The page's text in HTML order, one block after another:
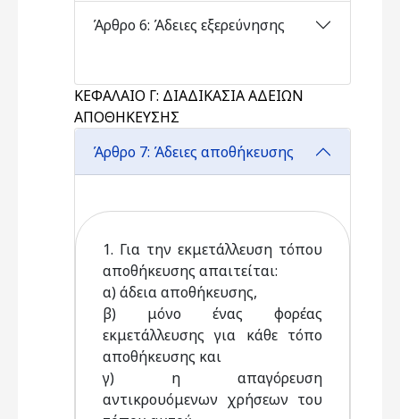
Άρθρο 6: Άδειες εξερεύνησης
ΚΕΦΑΛΑΙΟ Γ: ΔΙΑΔΙΚΑΣΙΑ ΑΔΕΙΩΝ
ΑΠΟΘΗΚΕΥΣΗΣ
Άρθρο 7: Άδειες αποθήκευσης
1. Για την εκμετάλλευση τόπου
αποθήκευσης απαιτείται:
α) άδεια αποθήκευσης,
β) μόνο ένας φορέας
εκμετάλλευσης για κάθε τόπο
αποθήκευσης και
γ) η απαγόρευση
αντικρουόμενων χρήσεων του